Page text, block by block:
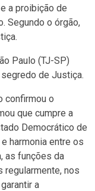
a proibição de
Segundo o órgão,
Paulo (TJ-SP)
de Justiça.
confirmou o
que cumpre a
Democrático de
harmonia entre os
as funções da
nos
a